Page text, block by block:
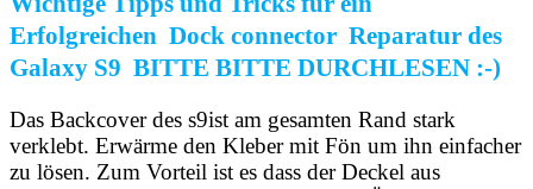
Erfolgreichen Dock connector Reparatur des
Galaxy S9 BITTE BITTE DURCHLESEN :-)
Das Backcover des s9ist am gesamten Rand stark
verklebt. Erwärme den Kleber mit Fön um ihn einfacher
zu lösen. Zum Vorteil ist es dass der Deckel aus